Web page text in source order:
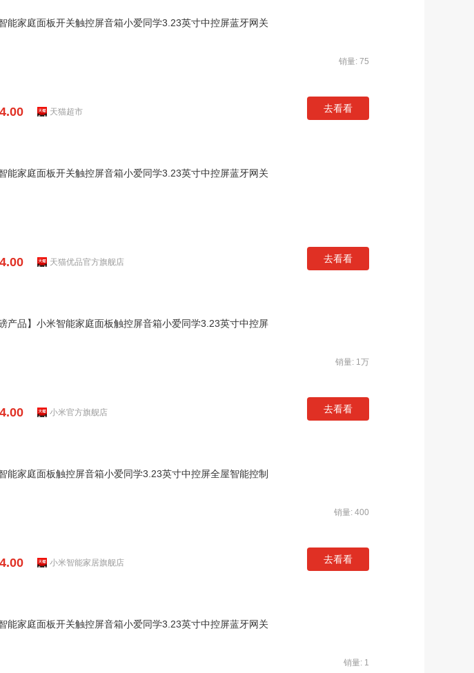
能家庭面板开关触控屏音箱小爱同学3.23英寸中控屏蓝牙网关
销量: 75
天猫超市 去看看
能家庭面板开关触控屏音箱小爱同学3.23英寸中控屏蓝牙网关
天猫优品官方旗舰店 去看看
磅产品】小米智能家庭面板触控屏音箱小爱同学3.23英寸中控屏
销量: 1万
小米官方旗舰店 去看看
能家庭面板触控屏音箱小爱同学3.23英寸中控屏全屋智能控制
销量: 400
小米智能家居旗舰店 去看看
能家庭面板开关触控屏音箱小爱同学3.23英寸中控屏蓝牙网关
销量: 1